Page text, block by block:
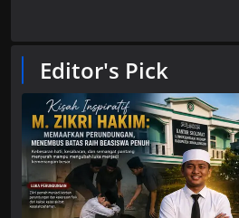
Editor's Pick